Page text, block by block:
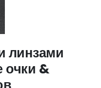
линзами
&